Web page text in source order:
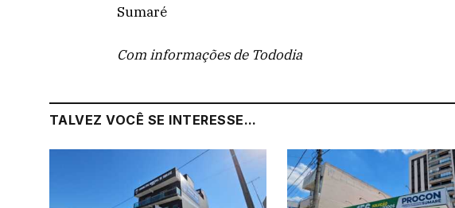
Sumaré
Com informações de Tododia
TALVEZ VOCÊ SE INTERESSE...